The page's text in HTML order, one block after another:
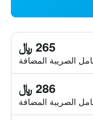
265 ﷼
الصريبة المضافة
286 ﷼
الصريبة المضافة